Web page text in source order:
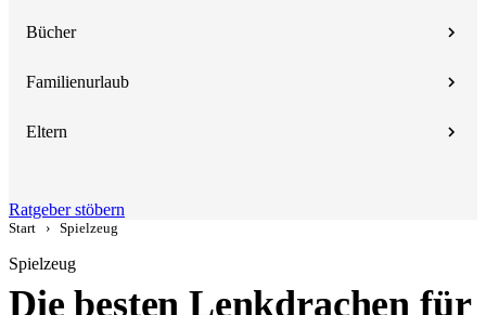
Bücher
Familienurlaub
Eltern
Ratgeber stöbern
Start › Spielzeug
Spielzeug
Die besten Lenkdrachen für